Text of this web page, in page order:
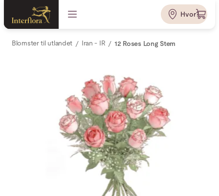
Hvor?
Blomster til utlandet Iran - IR 12 Roses Long Stem